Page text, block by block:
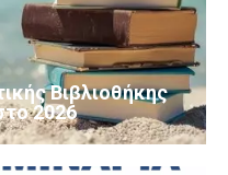
Βιβλιοθήκης
2026